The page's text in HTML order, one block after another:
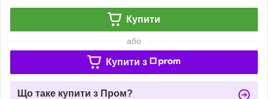
Купити
або
Купити з
Що таке купити з Пром?